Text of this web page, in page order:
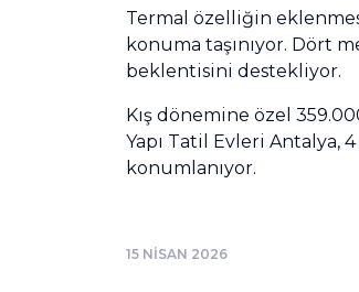
Termal özelliğin
konuma taşınıyor. Dört
beklentisini destekliyor.
Kış dönemine özel
Yapı Tatil Evleri Antalya,
konumlanıyor.
15 NİSAN 2026